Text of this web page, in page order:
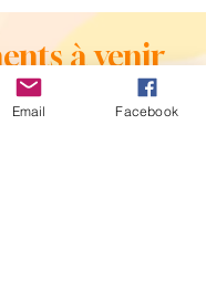
à venir
Email Facebook